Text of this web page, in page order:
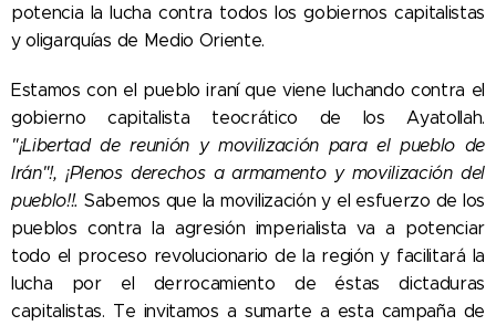
potencia la lucha contra todos los gobiernos capitalistas
y oligarquías de Medio Oriente.
Estamos con el pueblo iraní que viene luchando contra el
gobierno capitalista teocrático de los Ayatollah.
"¡Libertad de reunión y movilización para el pueblo de
Irán"!, ¡Plenos derechos a armamento y movilización del
pueblo!!. Sabemos que la movilización y el esfuerzo de los
pueblos contra la agresión imperialista va a potenciar
todo el proceso revolucionario de la región y facilitará la
lucha por el derrocamiento de éstas dictaduras
capitalistas. Te invitamos a sumarte a esta campaña de